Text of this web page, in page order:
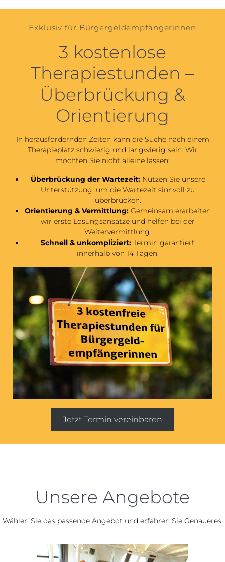
Exklusiv für Bürgergeldempfängerinnen
3 kostenlose
Therapiestunden –
Überbrückung &
Orientierung
In herausfordernden Zeiten kann die Suche nach einem
Therapieplatz schwierig und langwierig sein. Wir
möchten Sie nicht alleine lassen:
Überbrückung der Wartezeit:Nutzen Sie unsere
Unterstützung, um die Wartezeit sinnvoll zu
überbrücken.
Orientierung & Vermittlung: Gemeinsam erarbeiten
wir erste Lösungsansätze und helfen bei der
Weitervermittlung.
Schnell & unkompliziert: Termin garantiert
innerhalb von 14 Tagen.
Jetzt Termin vereinbaren
Unsere Angebote
Wählen Sie das passende Angebot und erfahren Sie Genaueres.